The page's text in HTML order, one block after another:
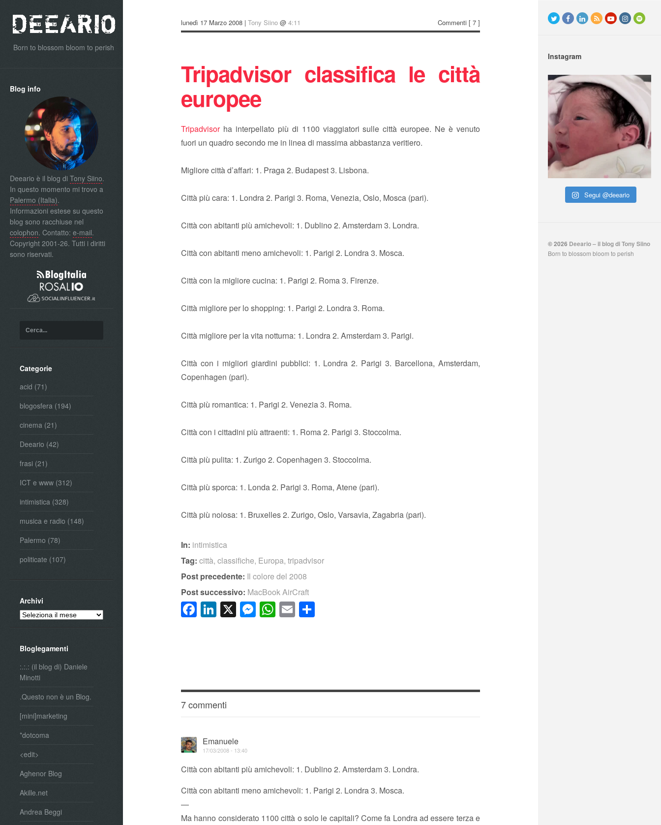
Born to blossom bloom to perish
Blog info
Deeario è il blog di Tony Siino.
In questo momento mi trovo a
Palermo (Italia).
Informazioni estese su questo
blog sono racchiuse nel
colophon. Contatto: e-mail.
Copyright 2001-26. Tutti i diritti
sono riservati.
Categorie
acid (71)
blogosfera (194)
cinema (21)
Deeario (42)
frasi (21)
ICT e www (312)
intimistica (328)
musica e radio (148)
Palermo (78)
politicate (107)
Archivi
Archivi
Bloglegamenti
:.:.: (il blog di) Daniele
Minotti
.Questo non è un Blog.
[mini]marketing
*dotcoma
<edit>
Aghenor Blog
Akille.net
Andrea Beggi
lunedì 17 Marzo 2008 |Tony Siino @4:11 Commenti [ 7 ]
Tripadvisor classifica le città
europee
Tripadvisorha interpellato più di 1100 viaggiatori sulle città europee. Ne è venuto
fuori un quadro secondo me in linea di massima abbastanza veritiero.
Migliore città d’affari: 1. Praga 2. Budapest 3. Lisbona.
Città più cara: 1. Londra 2. Parigi 3. Roma, Venezia, Oslo, Mosca (pari).
Città con abitanti più amichevoli: 1. Dublino 2. Amsterdam 3. Londra.
Città con abitanti meno amichevoli: 1. Parigi 2. Londra 3. Mosca.
Città con la migliore cucina: 1. Parigi 2. Roma 3. Firenze.
Città migliore per lo shopping: 1. Parigi 2. Londra 3. Roma.
Città migliore per la vita notturna: 1. Londra 2. Amsterdam 3. Parigi.
Città con i migliori giardini pubblici: 1. Londra 2. Parigi 3. Barcellona, Amsterdam,
Copenhagen (pari).
Città più romantica: 1. Parigi 2. Venezia 3. Roma.
Città con i cittadini più attraenti: 1. Roma 2. Parigi 3. Stoccolma.
Città più pulita: 1. Zurigo 2. Copenhagen 3. Stoccolma.
Città più sporca: 1. Londa 2. Parigi 3. Roma, Atene (pari).
Città più noiosa: 1. Bruxelles 2. Zurigo, Oslo, Varsavia, Zagabria (pari).
In: intimistica
Tag: città,classifiche, Europa,tripadvisor
Post precedente: Il colore del 2008
Post successivo: MacBook AirCraft
Facebook
LinkedIn
X Messenger
WhatsApp
Email
7 commenti
Emanuele
17/03/2008 - 13:40
Città con abitanti più amichevoli: 1. Dublino 2. Amsterdam 3. Londra.
Città con abitanti meno amichevoli: 1. Parigi 2. Londra 3. Mosca.
—
Ma hanno considerato 1100 città o solo le capitali? Come fa Londra ad essere terza e
Instagram
Segui @deeario
© 2026 Deeario – il blog di Tony Siino
Born to blossom bloom to perish